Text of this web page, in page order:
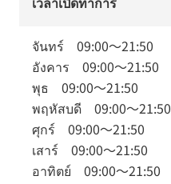
จันทร์ 09:00～21:50
อังคาร 09:00～21:50
พุธ 09:00～21:50
พฤหัสบดี 09:00～21:50
ศุกร์ 09:00～21:50
เสาร์ 09:00～21:50
อาทิตย์ 09:00～21:50